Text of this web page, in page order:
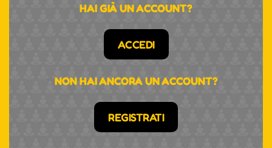
HAI GIÀ UN ACCOUNT?
ACCEDI
NON HAI ANCORA UN ACCOUNT?
REGISTRATI